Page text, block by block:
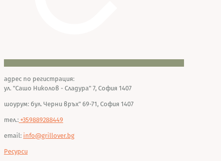
адрес по регистрация:
ул. "Сашо Николов - Сладура" 7, София 1407
шоурум: бул. Черни връх" 69-71, София 1407
тел.: +359889288449
email: info@grillover.bg
Ресурси